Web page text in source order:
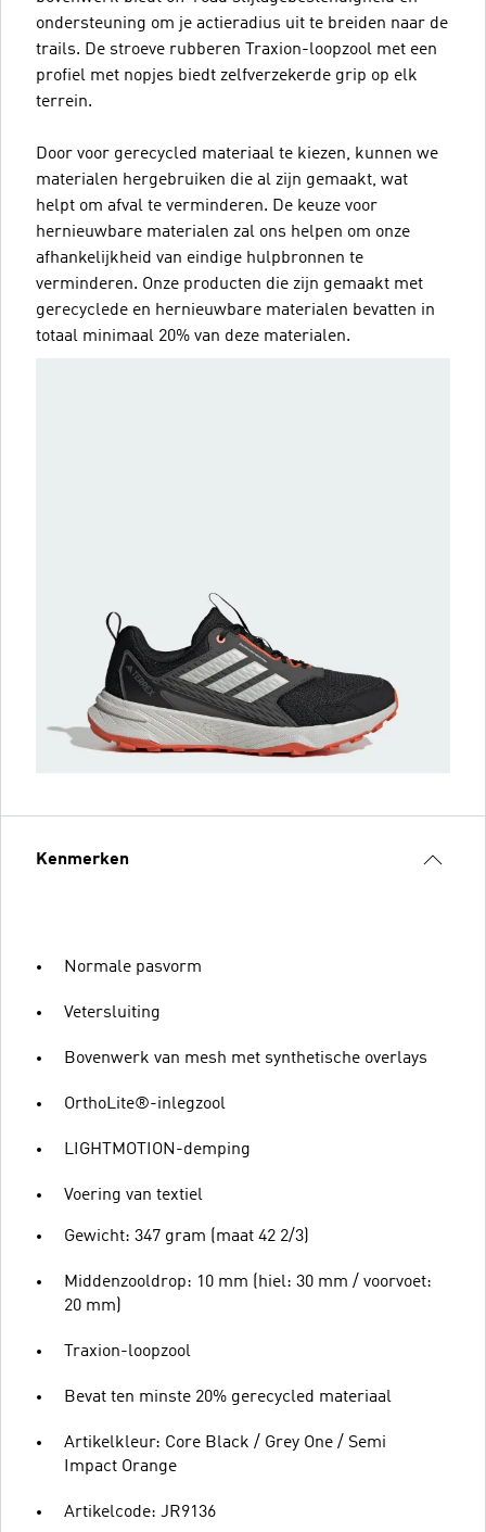
ondersteuning om je actieradius uit te breiden naar de
trails. De stroeve rubberen Traxion-loopzool met een
profiel met nopjes biedt zelfverzekerde grip op elk
terrein.
Door voor gerecycled materiaal te kiezen, kunnen we
materialen hergebruiken die al zijn gemaakt, wat
helpt om afval te verminderen. De keuze voor
hernieuwbare materialen zal ons helpen om onze
afhankelijkheid van eindige hulpbronnen te
verminderen. Onze producten die zijn gemaakt met
gerecyclede en hernieuwbare materialen bevatten in
totaal minimaal 20% van deze materialen.
Kenmerken
Normale pasvorm
Vetersluiting
Bovenwerk van mesh met synthetische overlays
OrthoLite®-inlegzool
LIGHTMOTION-demping
Voering van textiel
Gewicht: 347 gram (maat 42 2/3)
Middenzooldrop: 10 mm (hiel: 30 mm / voorvoet:
20 mm)
Traxion-loopzool
Bevat ten minste 20% gerecycled materiaal
Artikelkleur: Core Black / Grey One / Semi
Impact Orange
Artikelcode: JR9136